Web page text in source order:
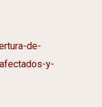
de-
y-